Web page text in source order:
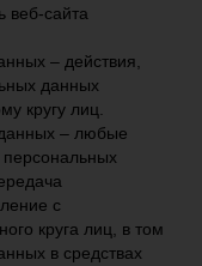
веб-сайта
– действия,
данных
кругу лиц.
– любые
с
круга лиц, в том
в средствах